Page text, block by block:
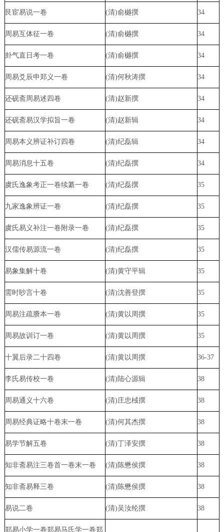
艮宦易说一卷 (清)俞樾撰 34
周易互体征一卷 (清)俞樾撰 34
卦气直日考一卷 (清)俞樾撰 34
周易爻辰申郑义一卷 (清)何秋涛撰 34
还砚斋周易述四卷 (清)赵新撰 34
还砚斋易汉学拟旨一卷 (清)赵新辑 34
周易本义辨证补订四卷 (清)纪磊辑 34
周易消息十五卷 (清)纪磊撰 34
虞氏逸象考正一卷续纂一卷 (清)纪磊撰 35
九家逸象辨证一卷 (清)纪磊撰 35
虞氏易义补注一卷附录一卷 (清)纪磊撰 35
汉儒传易源流一卷 (清)纪磊撰 35
易象集解十卷 (清)黄守平辑 35
需时眇言十卷 (清)沈善登撰 35
周易注疏賸本一卷 (清)黄以周撰 35
周易故训订一卷 (清)黄以周撰 35
十翼后录二十四卷 (清)黄以周撰 36-37
李氏易传校一卷 (清)陆心源辑 38
周易通义十六卷 (清)庄忠棫撰 38
周易经典证略十卷末一卷 (清)何其杰撰 38
易学节解五卷 (清)丁泽安撰 38
知非斋易注三卷首一卷末一卷 (清)陈懋侯撰 38
知非斋易释三卷 (清)陈懋侯撰 38
易说二卷 (清)吴汝纶撰 38
郑易小学一卷郑易马氏学一卷郑